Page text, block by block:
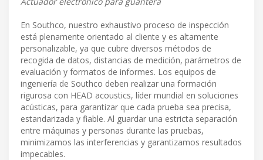
En Southco, nuestro exhaustivo proceso de inspección
está plenamente orientado al cliente y es altamente
personalizable, ya que cubre diversos métodos de
recogida de datos, distancias de medición, parámetros de
evaluación y formatos de informes. Los equipos de
ingeniería de Southco deben realizar una formación
rigurosa con HEAD acoustics, líder mundial en soluciones
acústicas, para garantizar que cada prueba sea precisa,
estandarizada y fiable. Al guardar una estricta separación
entre máquinas y personas durante las pruebas,
minimizamos las interferencias y garantizamos resultados
impecables.